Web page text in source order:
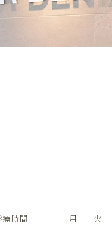
療時間 月 火